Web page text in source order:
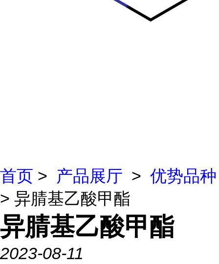
首页 > 产品展厅 > 优势品种
> 异腈基乙酸甲酯
异腈基乙酸甲酯
2023-08-11